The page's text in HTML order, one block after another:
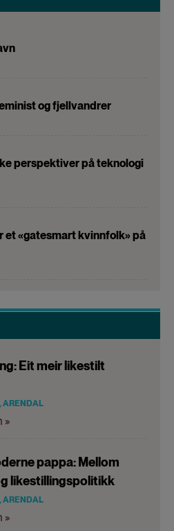
og fjellvandrer
perspektiver på teknologi
et «gatesmart kvinnfolk» på
Eit meir likestilt
ARENDAL
»
pappa: Mellom
likestillingspolitikk
ARENDAL
»